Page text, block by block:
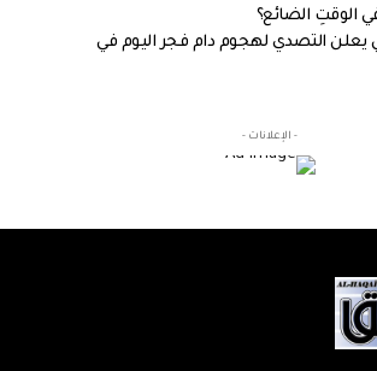
الوقتِ الضائع؟
يعلن التصدي لهجوم دام فجر اليوم في
- الإعلانات -